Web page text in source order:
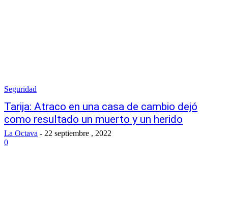
Seguridad
Tarija: Atraco en una casa de cambio dejó
como resultado un muerto y un herido
La Octava - 22 septiembre , 2022
0